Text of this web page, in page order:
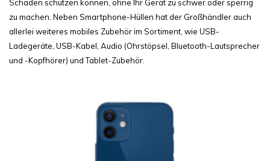
Schäden schützen können, ohne Ihr Gerät zu schwer oder sperrig
zu machen. Neben Smartphone-Hüllen hat der Großhändler auch
allerlei weiteres mobiles Zubehör im Sortiment, wie USB-
Ladegeräte, USB-Kabel, Audio (Ohrstöpsel, Bluetooth-Lautsprecher
und -Kopfhörer) und Tablet-Zubehör.